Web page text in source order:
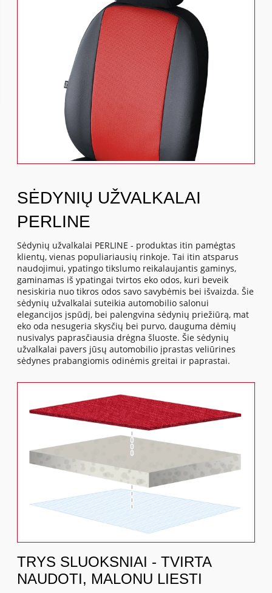
SĖDYNIŲ UŽVALKALAI
PERLINE
Sėdynių užvalkalai PERLINE - produktas itin pamėgtas
klientų, vienas populiariausių rinkoje. Tai itin atsparus
naudojimui, ypatingo tikslumo reikalaujantis gaminys,
gaminamas iš ypatingai tvirtos eko odos, kuri beveik
nesiskiria nuo tikros odos savo savybėmis bei išvaizda. Šie
sėdynių užvalkalai suteikia automobilio salonui
elegancijos įspūdį, bei palengvina sėdynių priežiūrą, mat
eko oda nesugeria skysčių bei purvo, dauguma dėmių
nusivalys paprasčiausia drėgna šluoste. Šie sėdynių
užvalkalai pavers jūsų automobilio įprastas veliūrines
sėdynes prabangiomis odinėmis greitai ir paprastai.
TRYS SLUOKSNIAI - TVIRTA
NAUDOTI, MALONU LIESTI